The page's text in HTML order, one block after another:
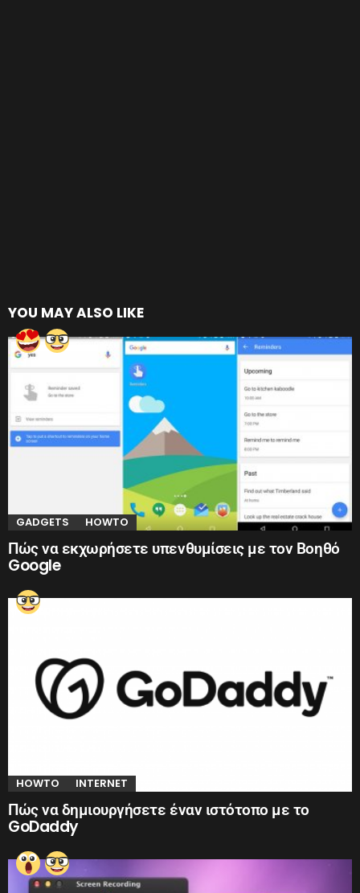
YOU MAY ALSO LIKE
GADGETS HOWTO
Πώς να εκχωρήσετε υπενθυμίσεις με τον Βοηθό
Google
HOWTO INTERNET
Πώς να δημιουργήσετε έναν ιστότοπο με το
GoDaddy